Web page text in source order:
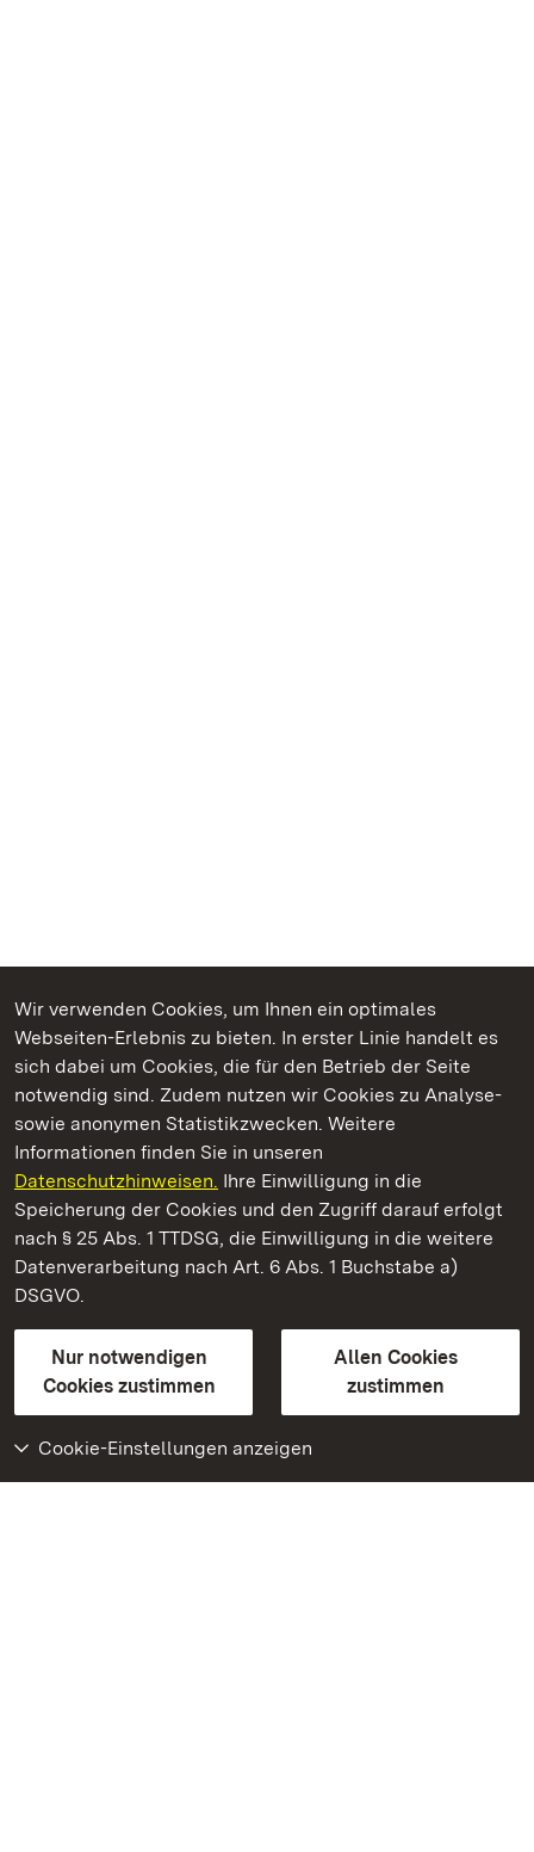
Wir verwenden Cookies, um Ihnen ein optimales
Webseiten-Erlebnis zu bieten. In erster Linie handelt es
sich dabei um Cookies, die für den Betrieb der Seite
notwendig sind. Zudem nutzen wir Cookies zu Analyse-
sowie anonymen Statistikzwecken. Weitere
Informationen finden Sie in unseren
Datenschutzhinweisen. Ihre Einwilligung in die
Speicherung der Cookies und den Zugriff darauf erfolgt
nach § 25 Abs. 1 TTDSG, die Einwilligung in die weitere
Datenverarbeitung nach Art. 6 Abs. 1 Buchstabe a)
DSGVO.
Nur notwendigen
Cookies zustimmen
Allen Cookies
zustimmen
Cookie-Einstellungen anzeigen
Kommen. Staunen. Genießen.
Schloss und Schlossgarten Schwetzingen
Staatliche Schlösser und Gärten Baden-Württemberg
Kontakt
GebärdenspracheLeichte Sprache
Erklärung zur Barrierefreiheit
BITV-konform (geprüfte Seiten)
Weiteres